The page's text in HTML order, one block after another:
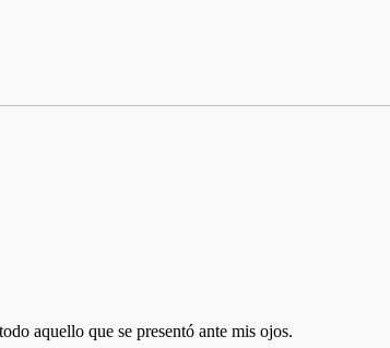
aquello que se presentó ante mis ojos.